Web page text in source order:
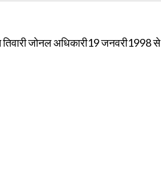
जोनल अधिकारी19 जनवरी1998 से